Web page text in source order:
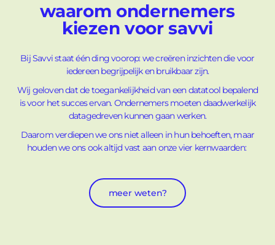
waarom ondernemers
kiezen voor savvi
BijSavvistaat één ding voorop: we creëren inzichten die voor
iedereen begrijpelijk en bruikbaar zijn.
Wij geloven dat de toegankelijkheid van een datatool bepalend
is voor het succes ervan. Ondernemers moeten daadwerkelijk
datagedrevenkunnen gaan werken.
Daarom verdiepen we ons niet alleen in hun behoeften, maar
houden we ons ook altijd vast aan onze vier kernwaarden:
meer weten?